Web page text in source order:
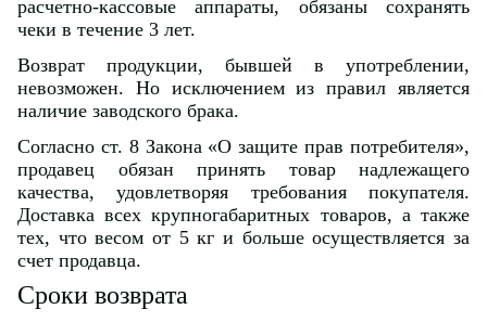
расчетно-кассовые аппараты, обязаны сохранять
чеки в течение 3 лет.
Возврат продукции, бывшей в употреблении,
невозможен. Но исключением из правил является
наличие заводского брака.
Согласно ст. 8 Закона «О защите прав потребителя»,
продавец обязан принять товар надлежащего
качества, удовлетворяя требования покупателя.
Доставка всех крупногабаритных товаров, а также
тех, что весом от 5 кг и больше осуществляется за
счет продавца.
Сроки возврата